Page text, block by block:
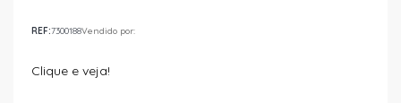
REF:7300188Vendido por:
Clique e veja!